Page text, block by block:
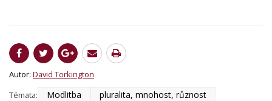
Autor: David Torkington
Témata:
Modlitba
pluralita, mnohost, různost